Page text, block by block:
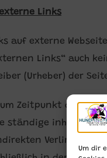
Um dir
Links
auf externe
Links“ auch
(Urheber) der
Zeitpunkt der
ständige inhaltliche